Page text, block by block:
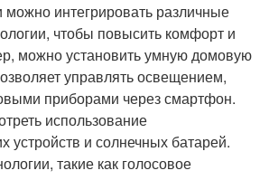
интегрировать различные
чтобы повысить комфорт и
можно установить умную домовую
управлять освещением,
приборами через смартфон.
использование
устройств и солнечных батарей.
такие как голосовое